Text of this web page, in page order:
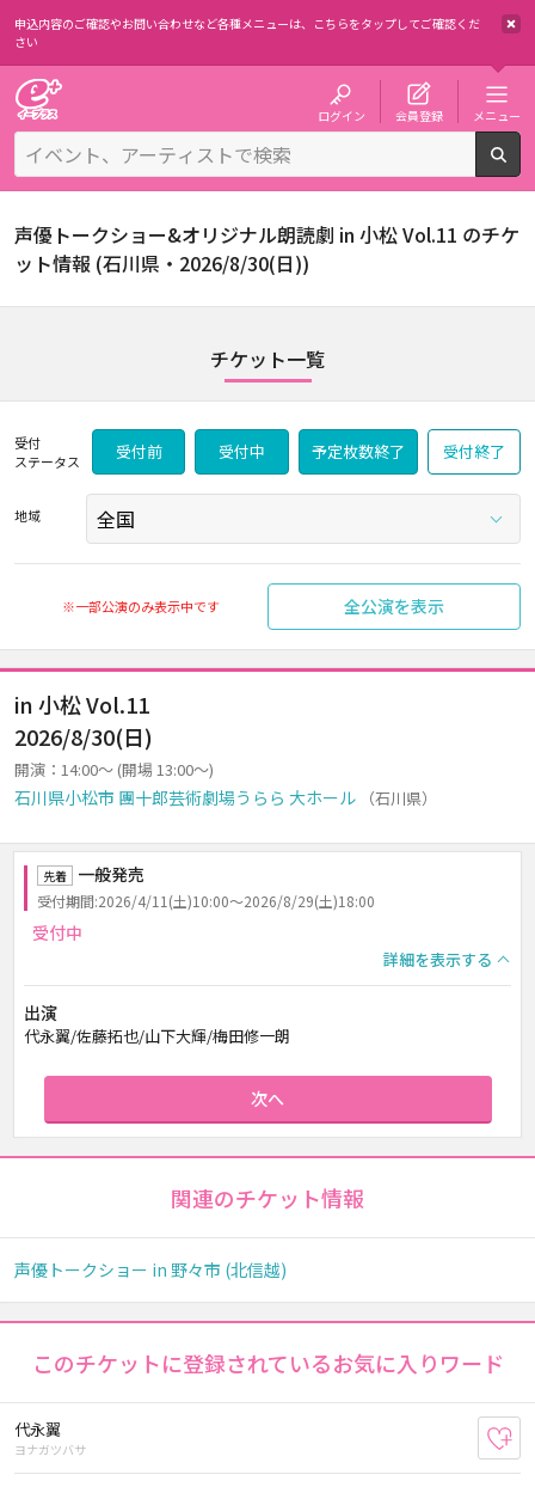
申込内容のご確認やお問い合わせなど各種メニューは、 こちらをタップしてご確認くだ
さい
ログイン 会員登録 メニュー
声優トークショー&オリジナル朗読劇 in 小松 Vol.11 のチケ
ット情報 (石川県・2026/8/30(日))
チケット一覧
受付
ステータス
受付前 受付中 予定枚数終了 受付終了
地域
※一部公演のみ表示中です 全公演を表示
in 小松 Vol.11
2026/8/30(日)
開演：14:00～ (開場 13:00～)
石川県小松市 團十郎芸術劇場うらら 大ホール （石川県）
先着 一般発売
受付期間:2026/4/11(土)10:00～2026/8/29(土)18:00
受付中
詳細を表示する
出演
代永翼/佐藤拓也/山下大輝/梅田修一朗
次へ
関連のチケット情報
声優トークショー in 野々市 (北信越)
このチケットに登録されているお気に入りワード
代永翼
ヨナガツバサ